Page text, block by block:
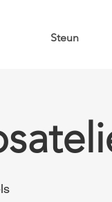
Steun